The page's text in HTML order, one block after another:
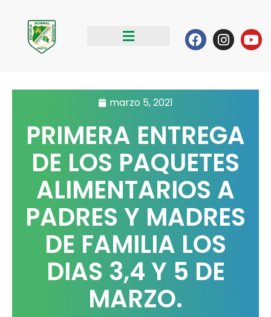
contenido
Facebook
marzo 5, 2021
PRIMERA ENTREGA
DE LOS PAQUETES
ALIMENTARIOS A
PADRES Y MADRES
DE FAMILIA LOS
DIAS 3,4 Y 5 DE
MARZO.